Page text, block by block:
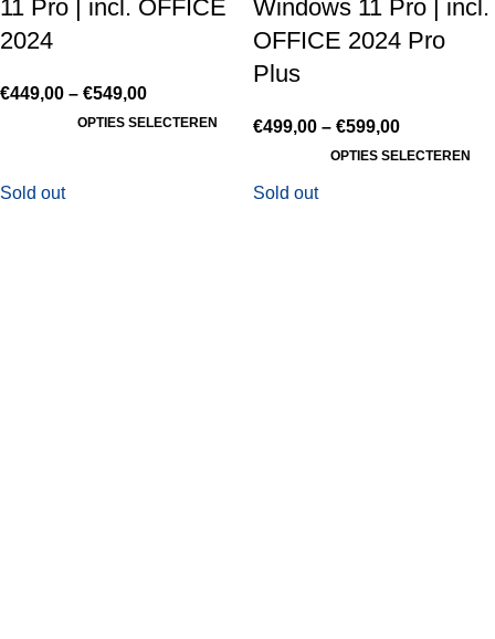
11 Pro | incl. OFFICE
2024
€449,00 – €549,00
OPTIES SELECTEREN
Windows 11 Pro | incl.
OFFICE 2024 Pro
Plus
€499,00 – €599,00
OPTIES SELECTEREN
Sold out Sold out